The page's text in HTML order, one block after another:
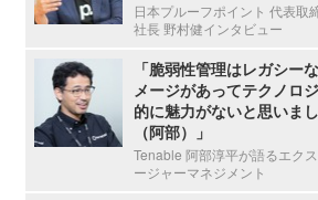
日本プルーフポイント 代表取
社長 野村健インタビュー
「脆弱性管理はレガシー
メージがあってテクノロ
的に魅力がないと思いま
（阿部）」
Tenable 阿部淳平が語るエク
ージャーマネジメント